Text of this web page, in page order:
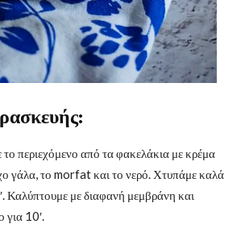
περιεχόμενο από τα φακελάκια με κρέμα
γάλα, το morfat και το νερό. Χτυπάμε καλά
Καλύπτουμε με διαφανή μεμβράνη και
για 10′.